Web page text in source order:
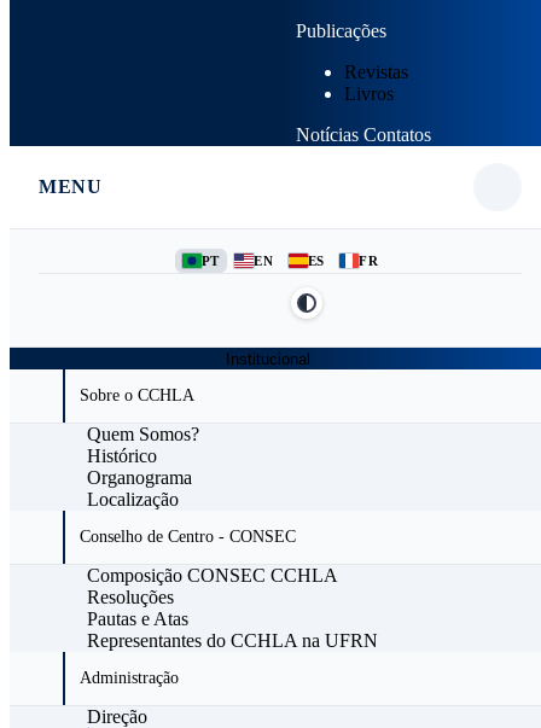
Publicações
Revistas
Livros
Notícias Contatos
MENU
PT EN ES FR
Institucional
Sobre o CCHLA
Quem Somos?
Histórico
Organograma
Localização
Conselho de Centro - CONSEC
Composição CONSEC CCHLA
Resoluções
Pautas e Atas
Representantes do CCHLA na UFRN
Administração
Direção